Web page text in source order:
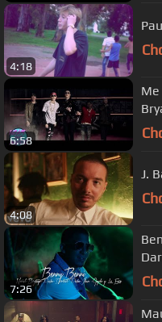
4:18
6:58
4:08
J.
7:26
Mi